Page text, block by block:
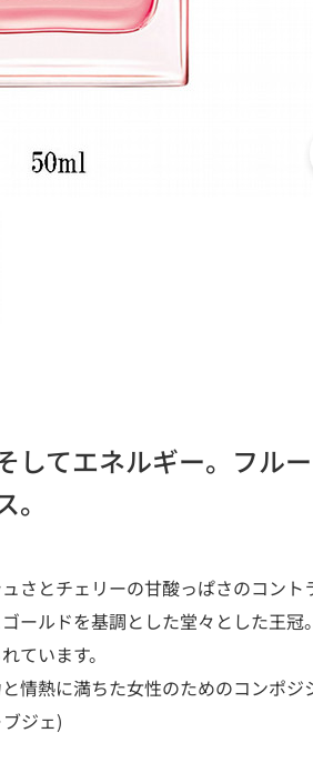
してエネルギー。フル
さとチェリーの甘酸っぱさのコン
ールドを基調とした堂々とした王
ています。
情熱に満ちた女性のためのコンポジ
ジェ)